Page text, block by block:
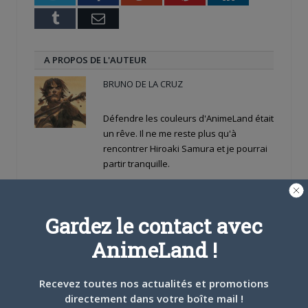
Tumblr Email
A PROPOS DE L'AUTEUR
BRUNO DE LA CRUZ
Défendre les couleurs d'AnimeLand était
un rêve. Il ne me reste plus qu'à
rencontrer Hiroaki Samura et je pourrai
partir tranquille.
5 AOÛT 2026 0
Gardez le contact avec
AnimeLand !
Recevez toutes nos actualités et promotions
directement dans votre boîte mail !